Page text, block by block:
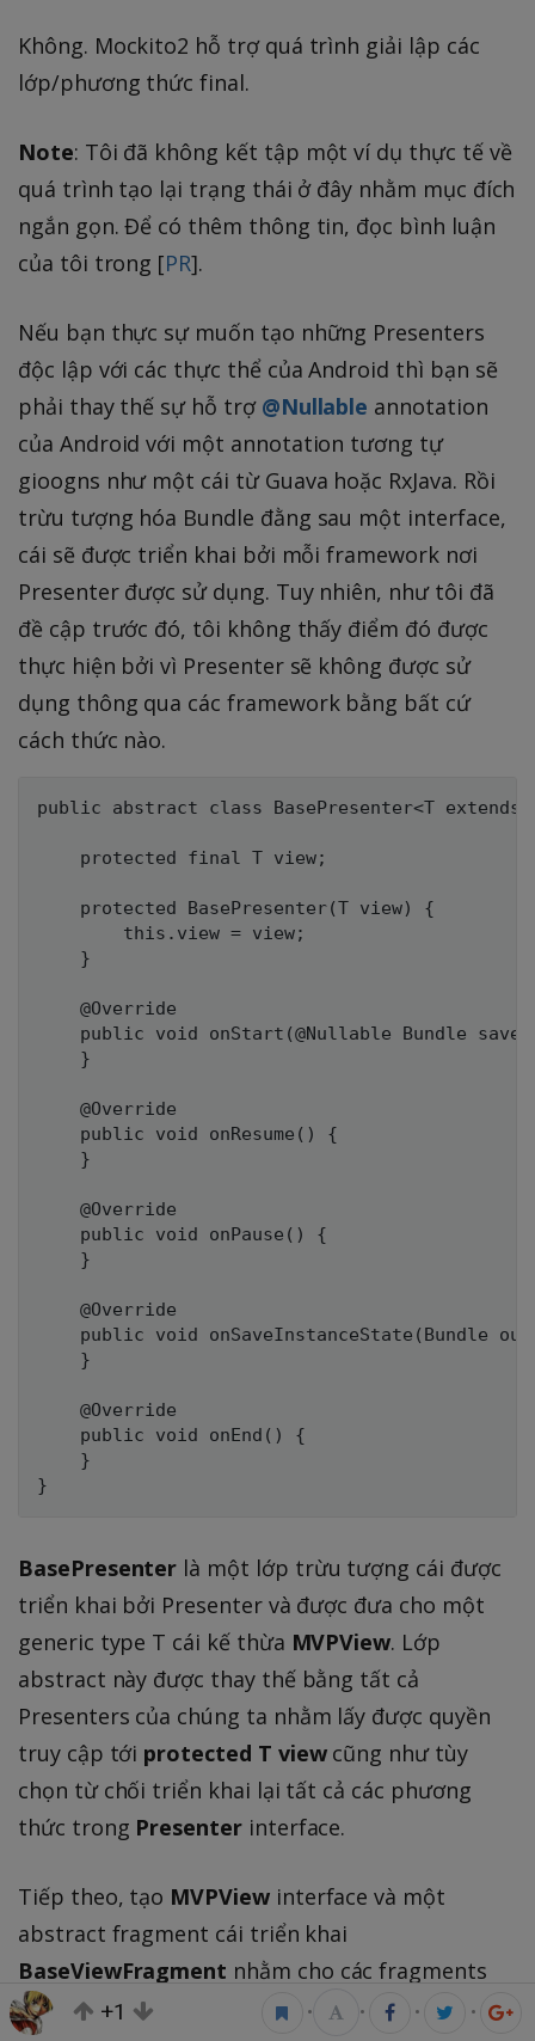
Không. Mockito2 hỗ trợ quá trình giải lập các
lớp/phương thức final.
Note: Tôi đã không kết tập một ví dụ thực tế về
quá trình tạo lại trạng thái ở đây nhằm mục đích
ngắn gọn. Để có thêm thông tin, đọc bình luận
của tôi trong [PR].
Nếu bạn thực sự muốn tạo những Presenters
độc lập với các thực thể của Android thì bạn sẽ
phải thay thế sự hỗ trợ @Nullable annotation
của Android với một annotation tương tự
gioogns như một cái từ Guava hoặc RxJava. Rồi
trừu tượng hóa Bundle đằng sau một interface,
cái sẽ được triển khai bởi mỗi framework nơi
Presenter được sử dụng. Tuy nhiên, như tôi đã
đề cập trước đó, tôi không thấy điểm đó được
thực hiện bởi vì Presenter sẽ không được sử
dụng thông qua các framework bằng bất cứ
cách thức nào.
public abstract class BasePresenter<T extends
    protected final T view;
    protected BasePresenter(T view) {
        this.view = view;
    }
    @Override
public void onStart(@Nullable Bundle
    }
    @Override
    public void onResume() {
    }
    @Override
    public void onPause() {
    }
    @Override
public void onSaveInstanceState(Bundle
    }
    @Override
    public void onEnd() {
    }
BasePresenter là một lớp trừu tượng cái được
triển khai bởi Presenter và được đưa cho một
generic type T cái kế thừa MVPView. Lớp
abstract này được thay thế bằng tất cả
Presenters của chúng ta nhằm lấy được quyền
truy cập tới protected T viewcũng như tùy
chọn từ chối triển khai lại tất cả các phương
thức trong Presenterinterface.
Tiếp theo, tạo MVPViewinterface và một
abstract fragment cái triển khai
BaseViewFragment nhằm cho các fragments
khác kế thừa.
+1 • • • •